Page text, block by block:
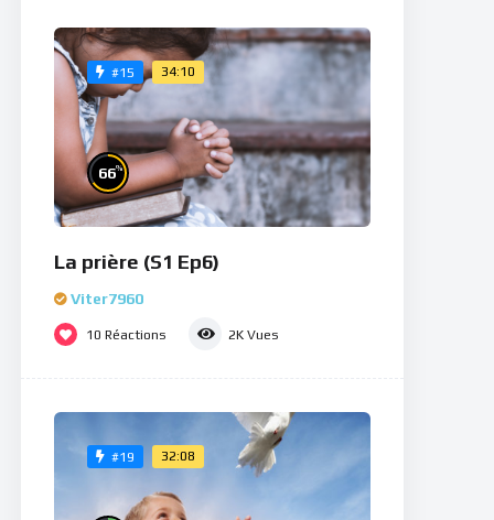
#15 34:10
66%
La prière (S1 Ep6)
Viter7960
10 Réactions 2K Vues
#19 32:08